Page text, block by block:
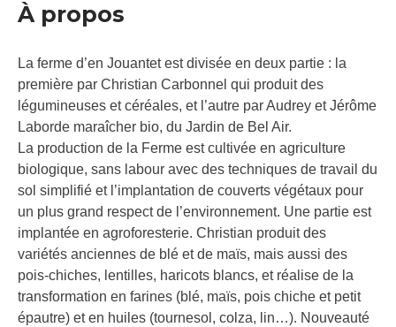
À propos
La ferme d’en Jouantet est divisée en deux partie : la
première par Christian Carbonnel qui produit des
légumineuses et céréales, et l’autre par Audrey et Jérôme
Laborde maraîcher bio, du Jardin de Bel Air.
La production de la Ferme est cultivée en agriculture
biologique, sans labour avec des techniques de travail du
sol simplifié et l’implantation de couverts végétaux pour
un plus grand respect de l’environnement. Une partie est
implantée en agroforesterie. Christian produit des
variétés anciennes de blé et de maïs, mais aussi des
pois-chiches, lentilles, haricots blancs, et réalise de la
transformation en farines (blé, maïs, pois chiche et petit
épautre) et en huiles (tournesol, colza, lin…). Nouveauté